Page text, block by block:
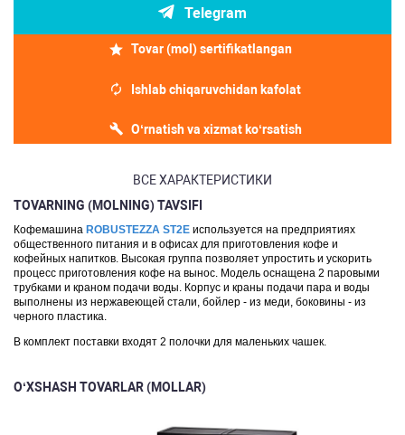
Telegram
Tovar (mol) sertifikatlangan
Ishlab chiqaruvchidan kafolat
O‘rnatish va xizmat ko‘rsatish
ВСЕ ХАРАКТЕРИСТИКИ
TOVARNING (MOLNING) TAVSIFI
Кофемашина ROBUSTEZZA ST2E используется на предприятиях
общественного питания и в офисах для приготовления кофе и
кофейных напитков. Высокая группа позволяет упростить и ускорить
процесс приготовления кофе на вынос. Модель оснащена 2 паровыми
трубками и краном подачи воды. Корпус и краны подачи пара и воды
выполнены из нержавеющей стали, бойлер - из меди, боковины - из
черного пластика.
В комплект поставки входят 2 полочки для маленьких чашек.
O‘XSHASH TOVARLAR (MOLLAR)